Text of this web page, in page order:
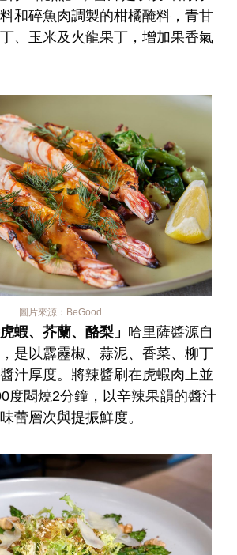
和碎魚肉調製的柑橘醃料，青甘
、玉米及火龍果丁，增加果香氣
圖片來源： BeGood
蝦、芥蘭、酪梨」 哈里薩醬源自
是以霹靂椒、蒜泥、香菜、柳丁
汁厚度。將辣醬刷在虎蝦肉上並
度悶燒2分鐘，以辛辣果韻的醬汁
蕾層次與提振鮮度。